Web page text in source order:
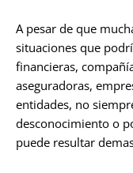
A pesar de que
situaciones que
financieras,
aseguradoras,
entidades, no
desconocimiento o
puede resultar